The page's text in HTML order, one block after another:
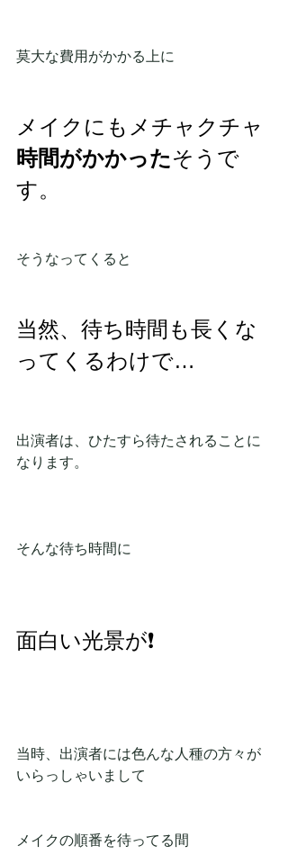
莫大な費用がかかる上に
メイクにもメチャクチャ
時間がかかったそうで
す。
そうなってくると
当然、待ち時間も長くな
ってくるわけで…
出演者は、ひたすら待たされることに
なります。
そんな待ち時間に
面白い光景が❗
当時、出演者には色んな人種の方々が
いらっしゃいまして
メイクの順番を待ってる間